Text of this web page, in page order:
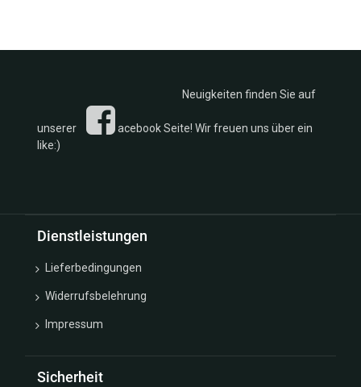
Neuigkeiten finden Sie auf
unserer
acebook Seite! Wir freuen uns über ein
like:)
Dienstleistungen
Lieferbedingungen
Widerrufsbelehrung
Impressum
Sicherheit